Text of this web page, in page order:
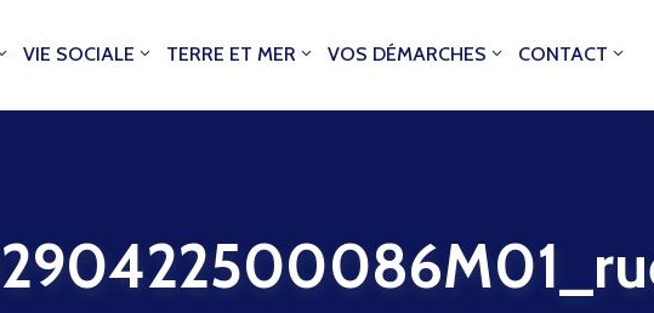
VIE SOCIALE TERRE ET MER VOS DÉMARCHES CONTACT